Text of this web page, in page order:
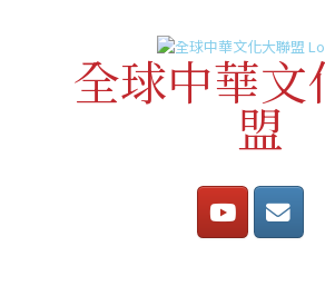
全球中華文
盟